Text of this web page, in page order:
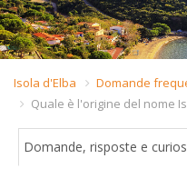
Isola d'Elba
Domande
Quale è l'origine del nome
Domande, risposte e